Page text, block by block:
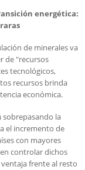
energética:
de minerales va
de "recursos
tecnológicos,
recursos brinda
económica.
sobrepasando la
el incremento de
con mayores
controlar dichos
frente al resto